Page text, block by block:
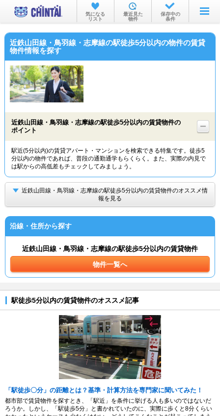
お部屋を探す
沿線・駅から
不動産会社から
気になる
リスト
最近見た
物件
保存中の
条件
近鉄山田線・鳥羽線・志摩線の駅徒歩5分以内の物件の賃貸
物件情報を探す
近鉄山田線・鳥羽線・志摩線の駅徒歩5分以内の賃貸物件の
ポイント
駅近(5分以内)の賃貸アパート・マンションを検索できる特集です。徒歩5
分以内の物件であれば、普段の通勤通学もらくらく。また、実際の内見で
は駅からの高低差もチェックしてみましょう。
近鉄山田線・鳥羽線・志摩線の駅徒歩5分以内の賃貸物件のオススメ情
報を見る
沿線・住所から探す
近鉄山田線・鳥羽線・志摩線の駅徒歩5分以内の賃貸物件
物件一覧へ
駅徒歩5分以内の賃貸物件のオススメ記事
「駅徒歩〇分」の距離とは？基準・計算方法を専門家に聞いてみた！
都市部で賃貸物件を探すとき、「駅近」を条件に挙げる人も多いのではないだ
ろうか。しかし、「駅徒歩5分」と書かれていたのに、実際に歩くと8分くらい